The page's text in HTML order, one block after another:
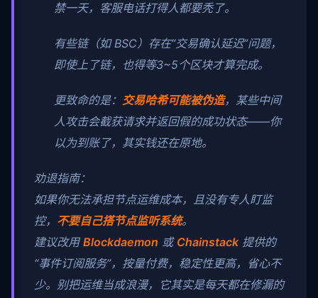
禁一天，客服电话打得人都要秃了。
有些链（如 BSC）存在“交易确认延迟”问题，
即使上了链，也得等3~5个区块才算完成。
更致命的是： 交易哈希可能被伪造，某些中间
人攻击会截获请求并返回假的成功状态——你
以为到账了，其实钱还在原地。
劝退指南：
如果你无法承担节点运维成本，且没有专人盯监
控， 不要自己搭节点监听系统。
建议改用 Blockdaemon 或 Chainstack提供的
“事件订阅服务”，按量付费，稳定性更高，省心不
少。别把运维当成浪漫，它其实是每天都在修漏的